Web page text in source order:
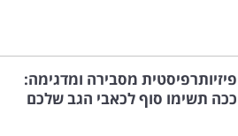
פיזיותרפיסטית מסבירה ומדגימה:
ככה תשימו סוף לכאבי הגב שלכם